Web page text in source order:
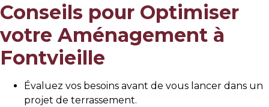
Conseils pour Optimiser
votre Aménagement à
Fontvieille
Évaluez vos besoins avant de vous lancer dans un
projet de terrassement.